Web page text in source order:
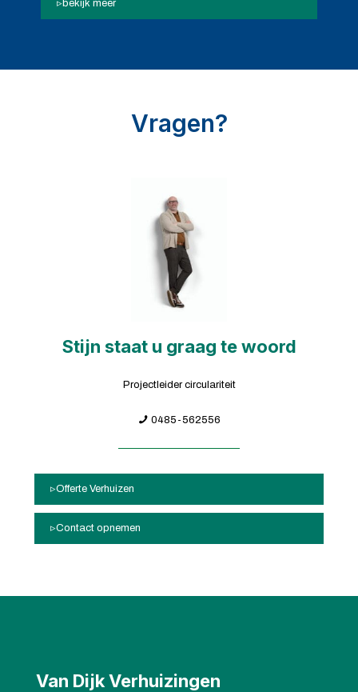
bekijk meer
Vragen?
Stijn staat u graag te woord
Projectleider circulariteit
0485-562556
Offerte Verhuizen
Contact opnemen
Van Dijk Verhuizingen